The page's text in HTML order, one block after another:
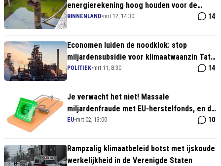
energierekening hoog houden voor de
groene religie
BINNENLAND•mrt 12, 14:30 14
Economen luiden de noodklok: stop
miljardensubsidie voor klimaatwaanzin Tata
Steel
POLITIEK•mrt 11, 8:30 14
Je verwacht het niet! Massale
miljardenfraude met EU-herstelfonds, en de
'groene energie' sector spant de kroon
EU•mrt 02, 13:00 10
Rampzalig klimaatbeleid botst met ijskoude
werkelijkheid in de Verenigde Staten